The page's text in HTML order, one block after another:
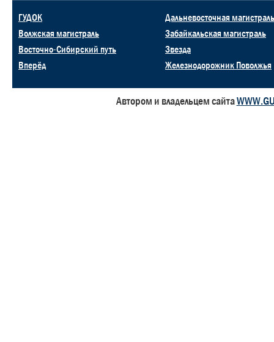
ГУДОК
Волжская магистраль
Восточно-Сибирский путь
Вперёд
Дальневосточная магистраль
Забайкальская магистраль
Звезда
Железнодорожник Поволжья
Автором и владельцем сайта